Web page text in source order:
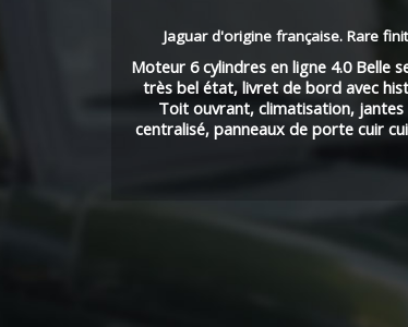
Jaguar d'origine française. Rare
Moteur 6 cylindres en ligne 4.0 Belle
très bel état, livret de bord avec
Toit ouvrant, climatisation,
centralisé, panneaux de porte cuir